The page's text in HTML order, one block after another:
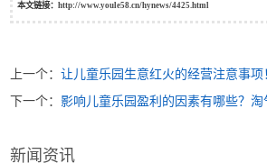
本文链接：http://www.youle58.cn/hynews/4425.html
上一个：让儿童乐园生意红火的经营注意事
下一个：影响儿童乐园盈利的因素有哪些？
新闻资讯